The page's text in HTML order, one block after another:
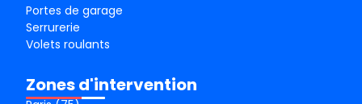
Portes de garage
Serrurerie
Volets roulants
Zones d'intervention